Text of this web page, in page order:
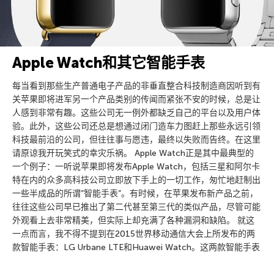
Apple Watch和其它智能手表
每当看到那些生产普通电子产品的非垂直整合科技制造商因听到有
关苹果即将进军另一个产品类别的传闻而紧张不安的时候，总是让
人感到非常有趣。这些公司无一例外都缺乏自己的平台以及用户体
验。此外，这些公司还总是想通过闭门造车力图赶上那些永远引领
科技最前沿的公司，但往往事与愿违，最终以失败而告终。在这里
请原谅我开玩笑式的幸灾乐祸。 Apple Watch正是其中最典型的
一个例子：一听说苹果即将发布Apple Watch，包括三星和阿尔卡
特在内的众多高科技公司立即放下手上的一切工作，匆忙地赶制出
一些半成品的所谓”智能手表”。有时候，在苹果发布新产品之前，
往往这些公司早已推出了第二代甚至第三代的类似产品，尽管可能
外观看上去非常精美，但实际上却充满了各种漏洞和缺陷。 就这
一点而言，我不得不提到在2015世界移动通信大会上所发布的两
款智能手表：LG Urbane LTE和Huawei Watch。这两款智能手表